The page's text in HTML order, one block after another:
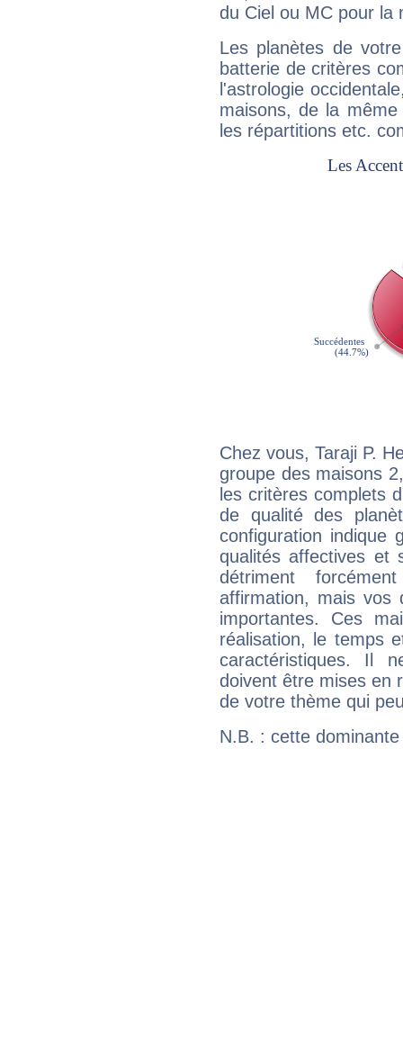
du Ciel ou MC pour la
Les planètes de
batterie de critères
l'astrologie
maisons, de la
les répartitions etc.
Chez vous, Taraji P.
groupe des maisons
les critères complets
de qualité des
configuration indique
qualités affectives et
détriment
affirmation, mais
importantes. Ces
réalisation, le temps
caractéristiques. Il
doivent être mises en
de votre thème qui
N.B. : cette